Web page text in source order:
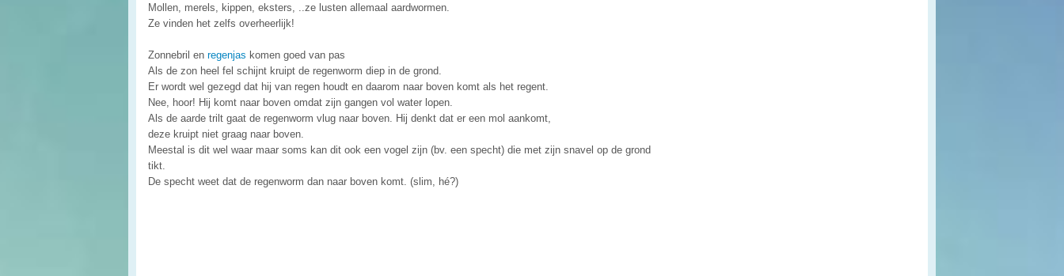
Mollen, merels, kippen, eksters, ..ze lusten allemaal aardwormen.
Ze vinden het zelfs overheerlijk!
Zonnebril en regenjas komen goed van pas
Als de zon heel fel schijnt kruipt de regenworm diep in de grond.
Er wordt wel gezegd dat hij van regen houdt en daarom naar boven komt als het regent.
Nee, hoor! Hij komt naar boven omdat zijn gangen vol water lopen.
Als de aarde trilt gaat de regenworm vlug naar boven. Hij denkt dat er een mol aankomt,
deze kruipt niet graag naar boven.
Meestal is dit wel waar maar soms kan dit ook een vogel zijn (bv. een specht) die met zijn snavel op de grond
tikt.
De specht weet dat de regenworm dan naar boven komt. (slim, hé?)